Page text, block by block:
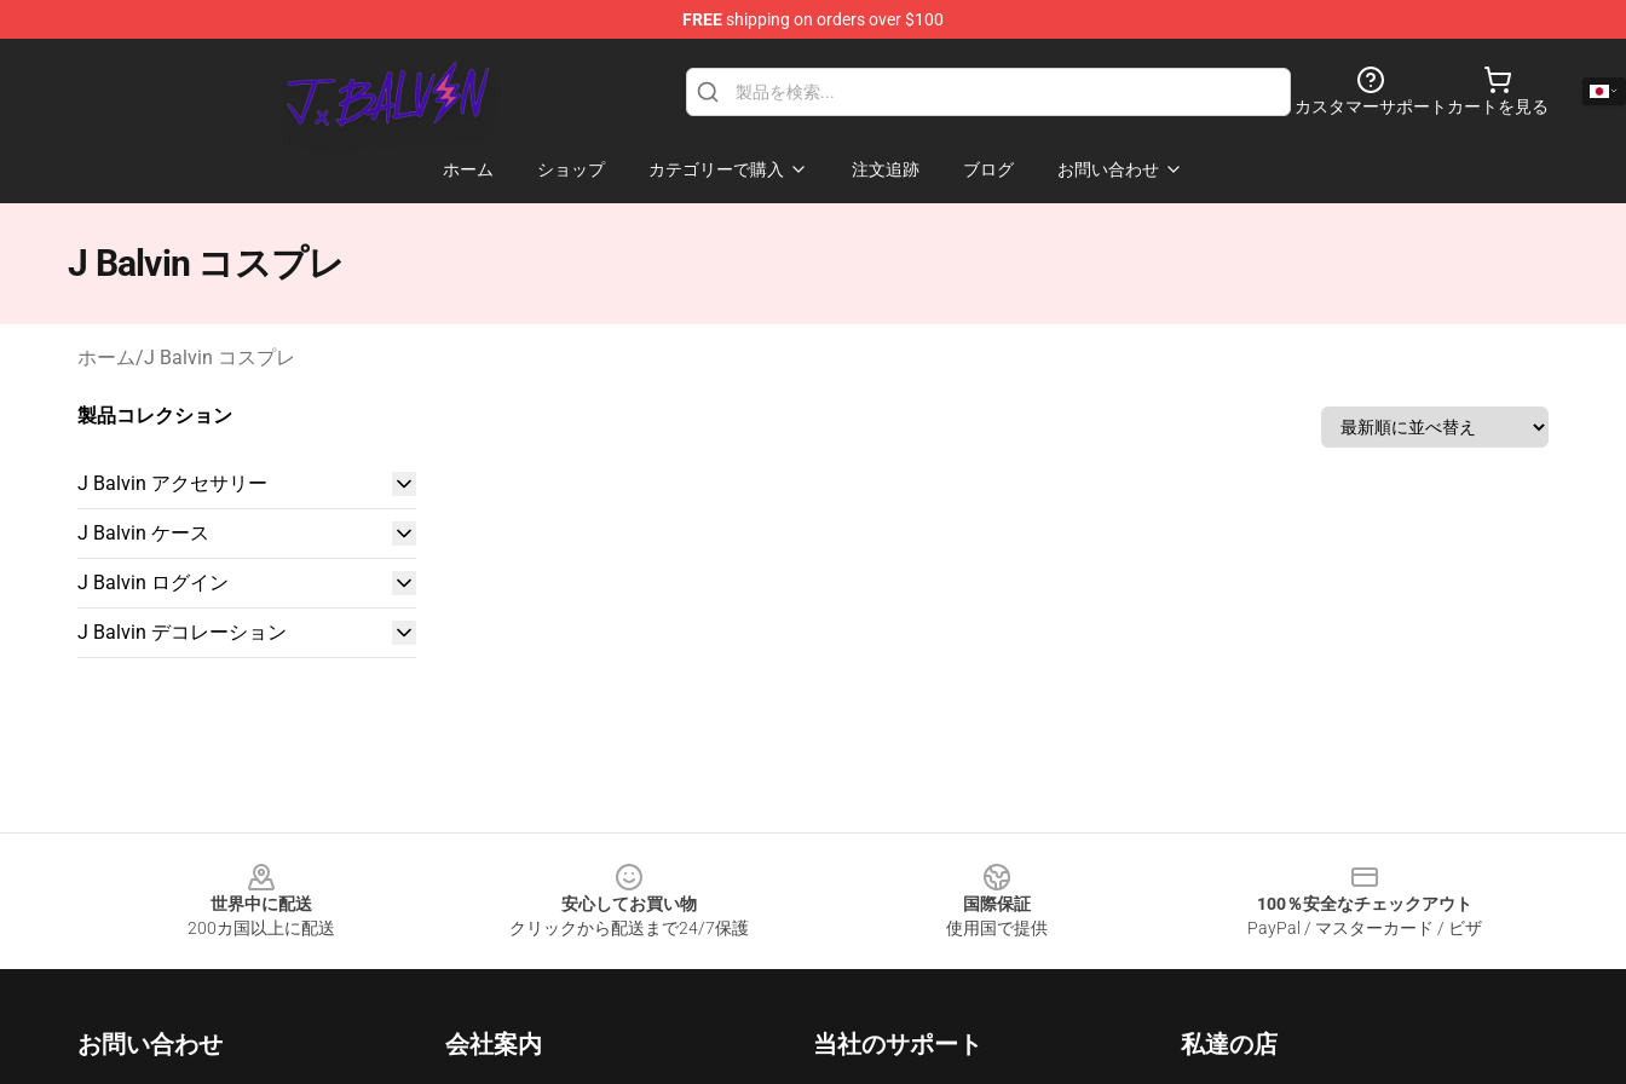
FREEshipping on orders over $100
J Balvin Store - Official J Balvin Merchandise Shop
カスタマーサポート カートを見る
ホーム ショップ カテゴリーで購入 注文追跡 ブログ お問い合わせ
J Balvin コスプレ
ホーム/J Balvin コスプレ
製品コレクション
J Balvin アクセサリー
J Balvin ケース
J Balvin ログイン
J Balvin デコレーション
世界中に配送
200カ国以上に配送
安心してお買い物
クリックから配送まで24/7保護
国際保証
使用国で提供
100％安全なチェックアウト
PayPal / マスターカード / ビザ
お問い合わせ 会社案内 当社のサポート 私達の店